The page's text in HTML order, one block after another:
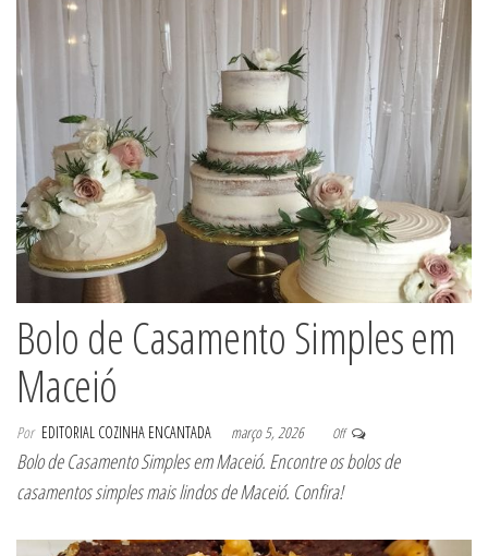
Bolo de Casamento Simples em
Maceió
Por EDITORIAL COZINHA ENCANTADA março 5, 2026 Off
Bolo de Casamento Simples em Maceió. Encontre os bolos de
casamentos simples mais lindos de Maceió. Confira!